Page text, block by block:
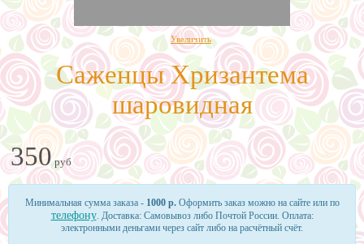
Увеличить
Саженцы Хризантема
шаровидная
350руб
Минимальная сумма заказа - 1000 р.Оформить заказ можно на сайте или по
телефону. Доставка: Самовывоз либо Почтой России. Оплата:
электронными деньгами через сайт либо на расчётный счёт.